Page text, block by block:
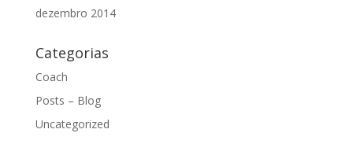
dezembro 2014
Categorias
Coach
Posts – Blog
Uncategorized